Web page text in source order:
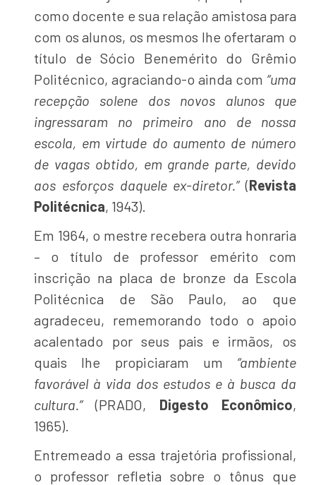
como docente e sua relação amistosa para
com os alunos, os mesmos lhe ofertaram o
título de Sócio Benemérito do Grêmio
Politécnico, agraciando-o ainda com “uma
recepção solene dos novos alunos que
ingressaram no primeiro ano de nossa
escola, em virtude do aumento de número
de vagas obtido, em grande parte, devido
aos esforços daquele ex-diretor.”(Revista
Politécnica, 1943).
Em 1964, o mestre recebera outra honraria
– o título de professor emérito com
inscrição na placa de bronze da Escola
Politécnica de São Paulo, ao que
agradeceu, rememorando todo o apoio
acalentado por seus pais e irmãos, os
quais lhe propiciaram um “ambiente
favorável à vida dos estudos e à busca da
cultura.”(PRADO, Digesto Econômico,
1965).
Entremeado a essa trajetória profissional,
o professor refletia sobre o tônus que